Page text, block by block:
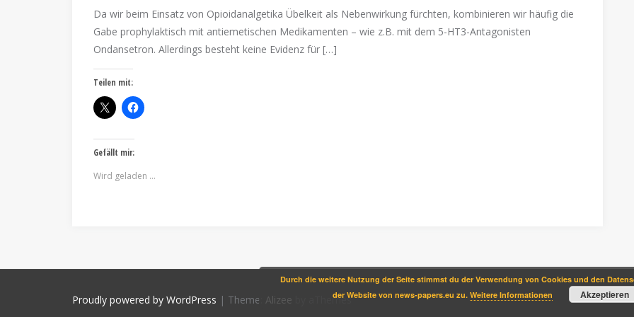
Da wir beim Einsatz von Opioidanalgetika Übelkeit als Nebenwirkung fürchten, kombinieren wir häufig die
Gabe prophylaktisch mit antiemetischen Medikamenten – wie z.B. mit dem 5-HT3-Antagonisten
Ondansetron. Allerdings besteht keine Evidenz für […]
Teilen mit:
Gefällt mir:
Wird geladen …
Proudly powered by WordPress | Theme: Alizee by aThemes
Durch die weitere Nutzung der Seite stimmst du der Verwendung von Cookies und den
der Website von news-papers.eu zu. Weitere Informationen Akzeptieren